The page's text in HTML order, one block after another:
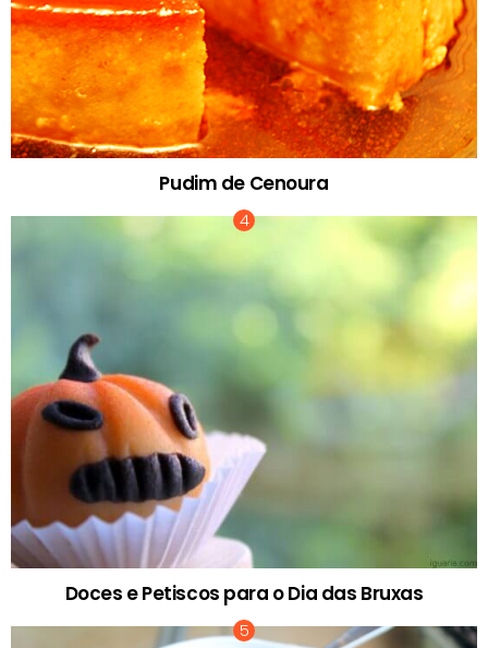
Pudim de Cenoura
Doces e Petiscos para o Dia das Bruxas